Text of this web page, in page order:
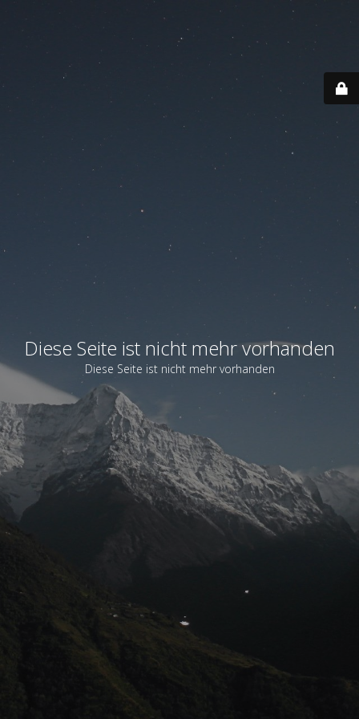
Diese Seite ist nicht mehr vorhanden
Diese Seite ist nicht mehr vorhanden